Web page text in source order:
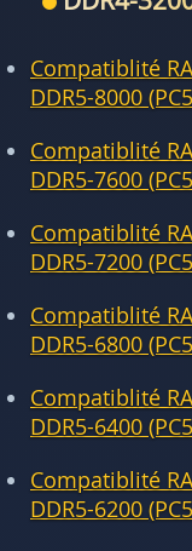
Compatiblité
DDR5-8000
Compatiblité
DDR5-7600
Compatiblité
DDR5-7200
Compatiblité
DDR5-6800
Compatiblité
DDR5-6400
Compatiblité
DDR5-6200